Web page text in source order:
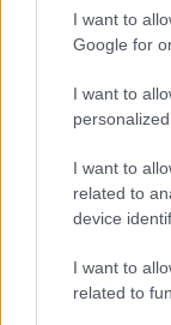
I want to
Google for
I want to
I want to
related to
device
I want to
related to
ce
b
o
k
it
te
r
NOTIZIE RECENTI